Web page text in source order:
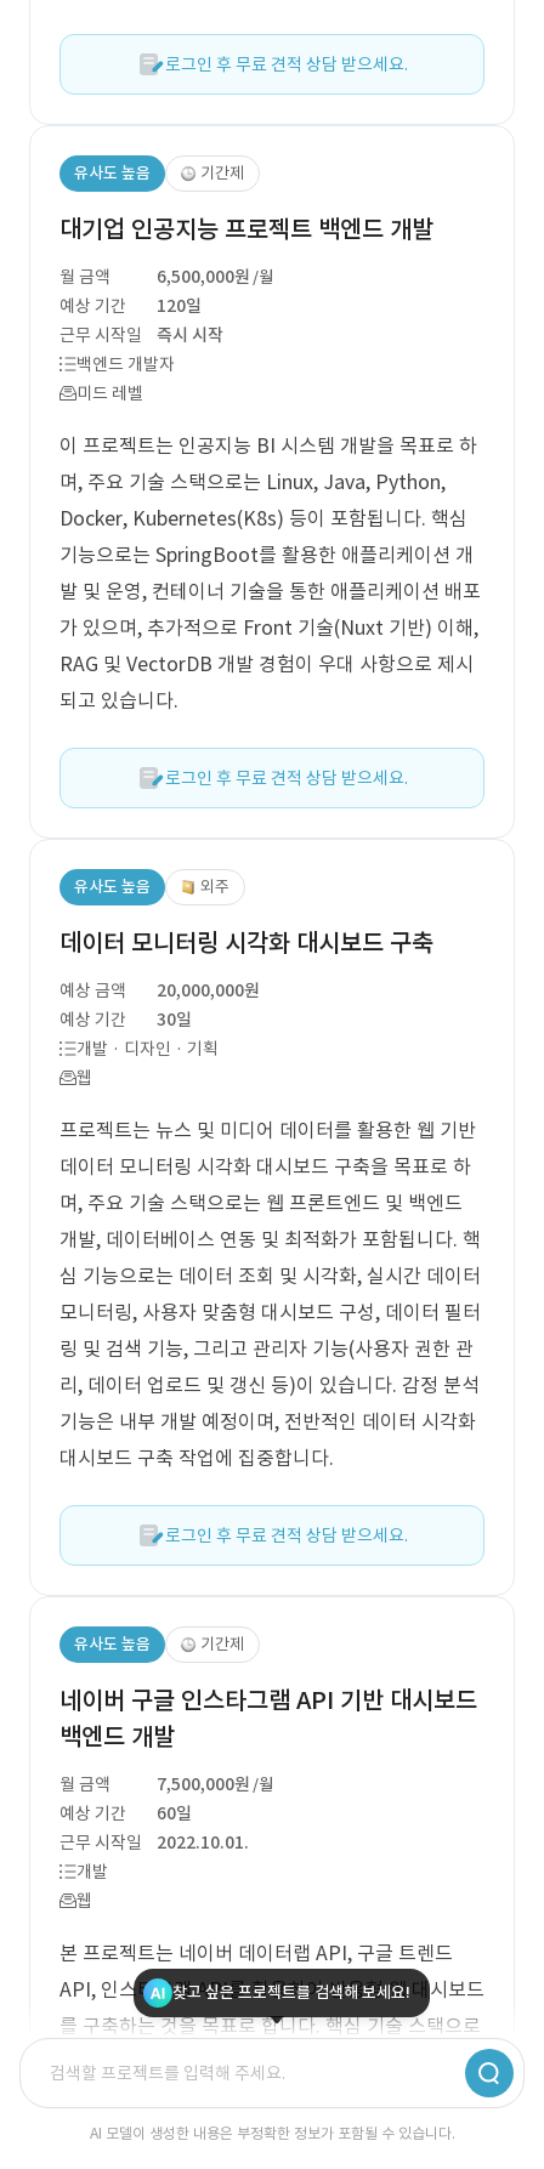
로그인 후 무료 견적 상담 받으세요.
유사도 높음 기간제
대기업 인공지능 프로젝트 백엔드 개발
월 금액 6,500,000원 /월
예상 기간
120일
근무 시작일
즉시 시작
백엔드 개발자
미드 레벨
이 프로젝트는 인공지능 BI 시스템 개발을 목표로 하
며, 주요 기술 스택으로는 Linux, Java, Python,
Docker, Kubernetes(K8s) 등이 포함됩니다. 핵심
기능으로는 SpringBoot를 활용한 애플리케이션 개
발 및 운영, 컨테이너 기술을 통한 애플리케이션 배포
가 있으며, 추가적으로 Front 기술(Nuxt 기반) 이해,
RAG 및 VectorDB 개발 경험이 우대 사항으로 제시
되고 있습니다.
로그인 후 무료 견적 상담 받으세요.
유사도 높음 외주
데이터 모니터링 시각화 대시보드 구축
예상 금액
20,000,000원
예상 기간
30일
개발 · 디자인 · 기획
웹
프로젝트는 뉴스 및 미디어 데이터를 활용한 웹 기반
데이터 모니터링 시각화 대시보드 구축을 목표로 하
며, 주요 기술 스택으로는 웹 프론트엔드 및 백엔드
개발, 데이터베이스 연동 및 최적화가 포함됩니다. 핵
심 기능으로는 데이터 조회 및 시각화, 실시간 데이터
모니터링, 사용자 맞춤형 대시보드 구성, 데이터 필터
링 및 검색 기능, 그리고 관리자 기능(사용자 권한 관
리, 데이터 업로드 및 갱신 등)이 있습니다. 감정 분석
기능은 내부 개발 예정이며, 전반적인 데이터 시각화
대시보드 구축 작업에 집중합니다.
로그인 후 무료 견적 상담 받으세요.
유사도 높음 기간제
네이버 구글 인스타그램 API 기반 대시보드
백엔드 개발
월 금액 7,500,000원 /월
예상 기간
60일
근무 시작일
2022.10.01.
개발
웹
본 프로젝트는 네이버 데이터랩 API, 구글 트렌드
API, 인스타그램 API를 활용하여 반응형 웹 대시보드
를 구축하는 것을 목표로 합니다. 핵심 기술 스택으로
는 Java, Node.js, PHP, Python 중 하나를 사용하
며, 프론트엔드에서는 하이차트 라이브러리와 Vue.js
또는 React를 활용할 수 있습니다. 주요 기능으로는
찾고 싶은 프로젝트를 검색해 보세요!
AI 모델이 생성한 내용은 부정확한 정보가 포함될 수 있습니다.